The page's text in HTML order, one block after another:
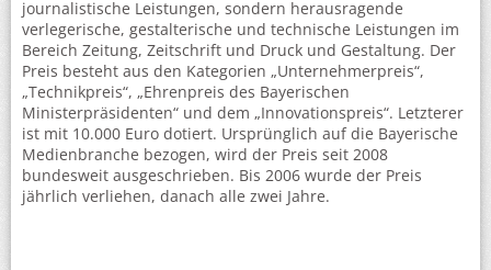
journalistische Leistungen, sondern herausragende
verlegerische, gestalterische und technische Leistungen im
Bereich Zeitung, Zeitschrift und Druck und Gestaltung. Der
Preis besteht aus den Kategorien „Unternehmerpreis“,
„Technikpreis“, „Ehrenpreis des Bayerischen
Ministerpräsidenten“ und dem „Innovationspreis“. Letzterer
ist mit 10.000 Euro dotiert. Ursprünglich auf die Bayerische
Medienbranche bezogen, wird der Preis seit 2008
bundesweit ausgeschrieben. Bis 2006 wurde der Preis
jährlich verliehen, danach alle zwei Jahre.